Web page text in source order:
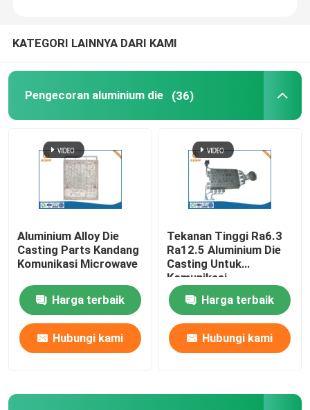
Layanan Prototyping Cepat
KATEGORI LAINNYA DARI KAMI
Pengecoran aluminium die (36)
Aluminium Alloy Die
Casting Parts Kandang
Komunikasi Microwave
Harga terbaik
Hubungi kami
Tekanan Tinggi Ra6.3
Ra12.5 Aluminium Die
Casting Untuk
Komunikasi
Harga terbaik
Hubungi kami